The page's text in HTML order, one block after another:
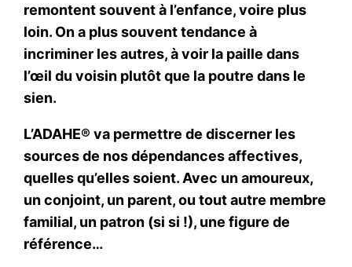
remontent souvent à l’enfance, voire plus
loin. On a plus souvent tendance à
incriminer les autres, à voir la paille dans
l’œil du voisin plutôt que la poutre dans le
sien.
L’ADAHE® va permettre de discerner les
sources de nos dépendances affectives,
quelles qu’elles soient. Avec un amoureux,
un conjoint, un parent, ou tout autre membre
familial, un patron (si si !), une figure de
référence…